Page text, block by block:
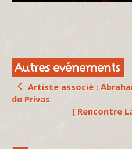
Autres evénements
Artiste associé :
de Privas
[ Rencontre